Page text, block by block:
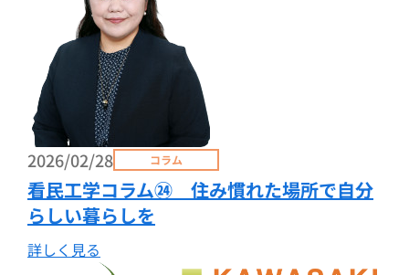
2026/02/28 コラム
看民工学コラム㉔ 住み慣れた場所で自分
らしい暮らしを
詳しく見る